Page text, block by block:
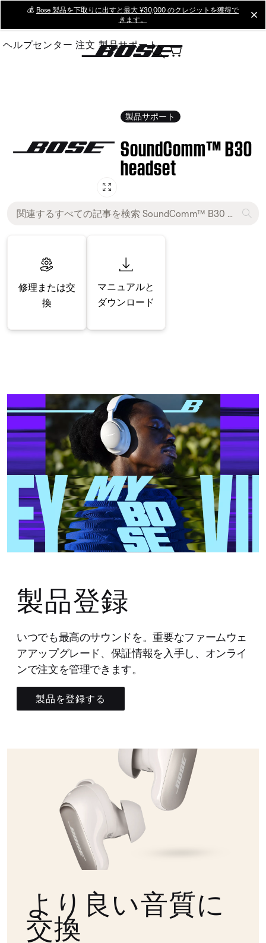
Main
💰 Bose 製品を下取りに出すと最大 ¥30,000 のクレジットを獲得で
きます。
ヘルプセンター 注文 製品サポート
製品サポート
SoundComm™ B30
headset
修理または交
換
マニュアルと
ダウンロード
製品登録
いつでも最高のサウンドを。重要なファームウェ
アアップグレード、保証情報を入手し、オンライ
ンで注文を管理できます。
製品を登録する
より良い音質に
交換